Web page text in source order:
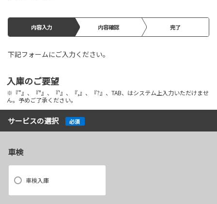
内容入力 内容確認 完了
下記フォームにご入力ください。
入庫のご要望
※『”』、『"』、『'』、『,』、『?』、TAB、はシステム上入力いただけませ
ん。予めご了承ください。
サービスの選択 必須
車検
車検入庫